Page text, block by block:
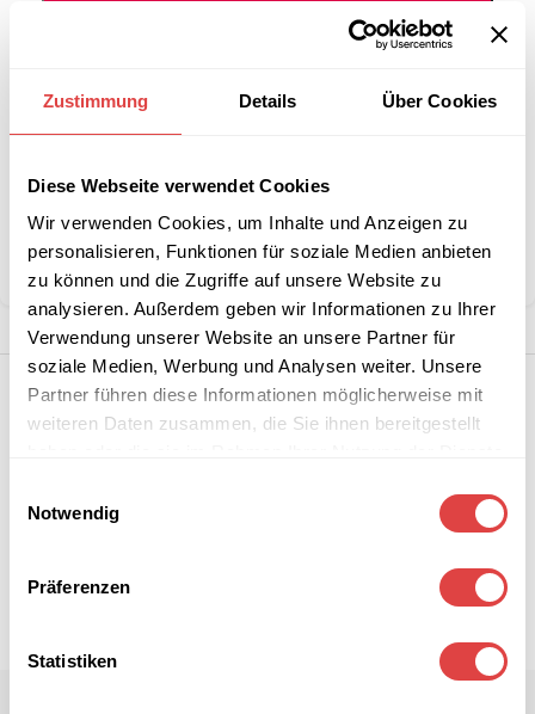
Zustimmung Details Über Cookies
Diese Webseite verwendet Cookies
Wir verwenden Cookies, um Inhalte und Anzeigen zu
personalisieren, Funktionen für soziale Medien anbieten
zu können und die Zugriffe auf unsere Website zu
analysieren. Außerdem geben wir Informationen zu Ihrer
Verwendung unserer Website an unsere Partner für
soziale Medien, Werbung und Analysen weiter. Unsere
Partner führen diese Informationen möglicherweise mit
weiteren Daten zusammen, die Sie ihnen bereitgestellt
Notwendig
Präferenzen
Statistiken
Interessiert an
Stückzahlen?
B2B-Angebot
Kategorien: Schulmöbel, Schulstühle
Teilen: